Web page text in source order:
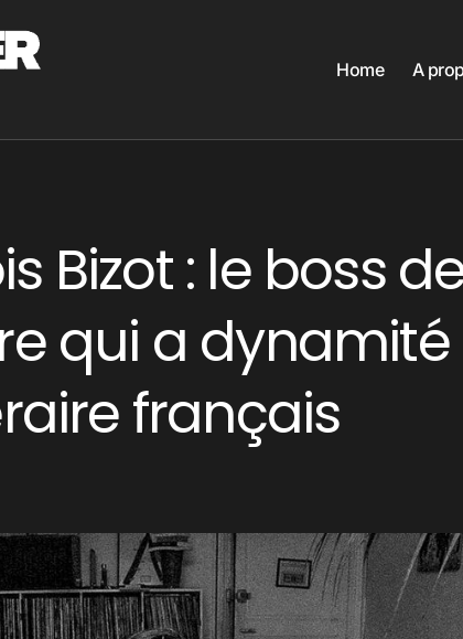
Home A
Bizot : le boss
qui a dynamité
français